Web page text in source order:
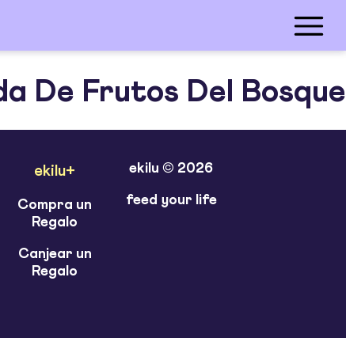
De Frutos Del Bosque
ekilu+
Compra un
Regalo
Canjear un
Regalo
ekilu © 2026
feed your life